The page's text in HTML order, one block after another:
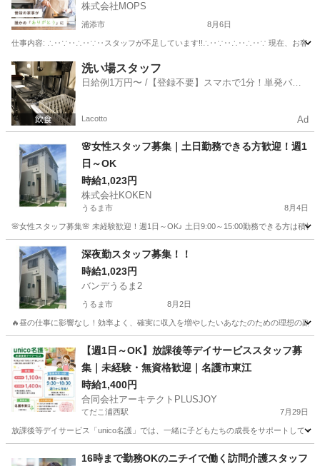
株式会社MOPS
浦添市 8月6日
仕事内容: ∴‥∵‥∴‥∵‥スタッフが不足しています!!∴‥∵‥∴‥∴‥∵ 現在、お客様から多
沖縄 浦添市 ホームヘルパー
洗い場スタッフ
日給例1万円〜 /【登録不要】スマホで1分！単発バイ
Lacotto Ad
🌸女性スタッフ募集｜土日勤務できる方歓迎！週1
日～OK
時給1,023円
株式会社KOKEN
うるま市 8月4日
🌸女性スタッフ募集🌸 未経験歓迎！週1日～OK♪ 土日9:00～15:00勤務できる方は積
沖縄 うるま市 その他 スタッフ
深夜勤スタッフ募集！！
時給1,023円
バンデうるま2
うるま市 8月2日
🔥昼の仕事に影響なし！効率よく、確実に収入を増やしたいあなたのための理想の
その他 スタッフ
【週1日～OK】放課後等デイサービススタッフ募
集｜未経験・無資格歓迎｜名護市東江
時給1,400円
合同会社アーキテクトPLUSJOY
てだこ浦西駅 7月29日
放課後等デイサービス「unico名護」では、一緒に子どもたちの成長をサポートして
てだこ浦西駅
16時まで勤務OKのニチイで働く訪問介護スタッフ